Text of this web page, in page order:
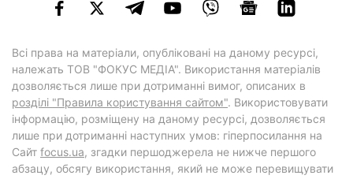
Всі права на матеріали, опубліковані на даному ресурсі,
належать ТОВ "ФОКУС МЕДІА". Використання матеріалів
дозволяється лише при дотриманні вимог, описаних в
розділі "Правила користування сайтом". Використовувати
інформацію, розміщену на даному ресурсі, дозволяється
лише при дотриманні наступних умов: гіперпосилання на
Cайт focus.ua, згадки першоджерела не нижче першого
абзацу, обсягу використання, який не може перевищувати